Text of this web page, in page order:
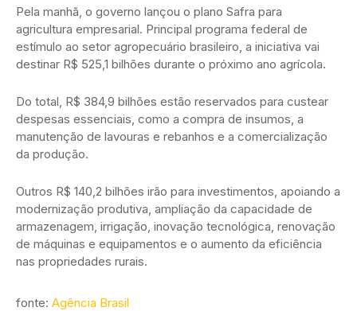
Pela manhã, o governo lançou o plano Safra para
agricultura empresarial. Principal programa federal de
estímulo ao setor agropecuário brasileiro, a iniciativa vai
destinar R$ 525,1 bilhões durante o próximo ano agrícola.
Do total, R$ 384,9 bilhões estão reservados para custear
despesas essenciais, como a compra de insumos, a
manutenção de lavouras e rebanhos e a comercialização
da produção.
Outros R$ 140,2 bilhões irão para investimentos, apoiando a
modernização produtiva, ampliação da capacidade de
armazenagem, irrigação, inovação tecnológica, renovação
de máquinas e equipamentos e o aumento da eficiência
nas propriedades rurais.
fonte: Agência Brasil